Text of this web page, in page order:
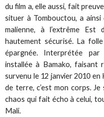
du film a, elle aussi, fait
situer à Tombouctou, a
malienne, à l’extrême
hautement sécurisé. La
épargnée. Interprétée
installée à Bamako, faisant
survenu le 12 janvier 2010
de terre, c’est mon corps.
chaos qui fait écho à celui,
Mali.